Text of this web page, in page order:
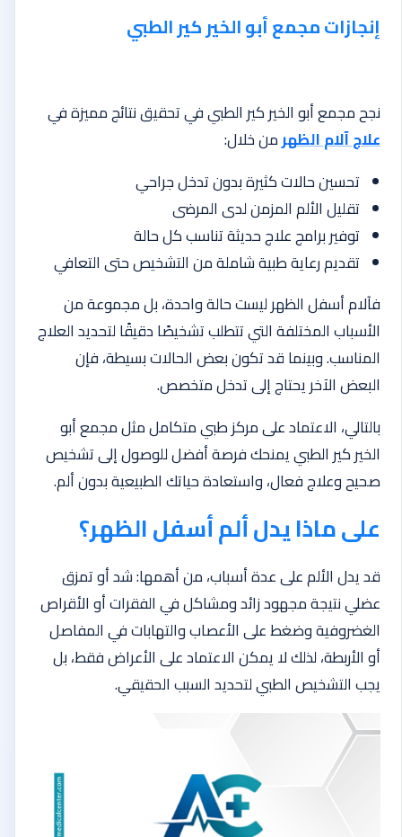
إنجازات مجمع أبو الخير كير الطبي
نجح مجمع أبو الخير كير الطبي في تحقيق نتائج مميزة في
علاج آلام الظهرمن خلال:
تحسين حالات كثيرة بدون تدخل جراحي
تقليل الألم المزمن لدى المرضى
توفير برامج علاج حديثة تناسب كل حالة
تقديم رعاية طبية شاملة من التشخيص حتى التعافي
فآلام أسفل الظهر ليست حالة واحدة، بل مجموعة من
الأسباب المختلفة التي تتطلب تشخيصًا دقيقًا لتحديد العلاج
المناسب. وبينما قد تكون بعض الحالات بسيطة، فإن
البعض الآخر يحتاج إلى تدخل متخصص.
بالتالي، الاعتماد على مركز طبي متكامل مثل مجمع أبو
الخير كير الطبي يمنحك فرصة أفضل للوصول إلى تشخيص
صحيح وعلاج فعال، واستعادة حياتك الطبيعية بدون ألم.
على ماذا يدل ألم أسفل الظهر؟
قد يدل الألم على عدة أسباب، من أهمها: شد أو تمزق
عضلي نتيجة مجهود زائد ومشاكل في الفقرات أو الأقراص
الغضروفية وضغط على الأعصاب والتهابات في المفاصل
أو الأربطة، لذلك لا يمكن الاعتماد على الأعراض فقط، بل
يجب التشخيص الطبي لتحديد السبب الحقيقي.